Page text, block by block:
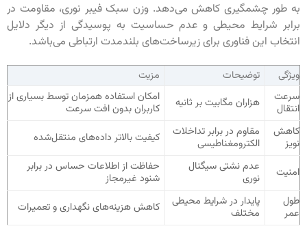
به طور چشمگیری کاهش می‌دهد. وزن سبک فیبر نوری، مقاومت در
برابر شرایط محیطی و عدم حساسیت به پوسیدگی از دیگر دلایل
انتخاب این فناوری برای زیرساخت‌های بلندمدت ارتباطی می‌باشد.
ویژگی توضیحات
مزیت
سرعت
انتقال هزاران مگابیت بر ثانیه امکان استفاده همزمان توسط بسیاری از
کاربران بدون افت سرعت
کاهش
نویز
مقاوم در برابر تداخلات
الکترومغناطیسی کیفیت بالاتر داده‌های منتقل‌شده
امنیت عدم نشتی سیگنال
نوری
حفاظت از اطلاعات حساس در برابر
شنود غیرمجاز
طول
عمر
پایدار در شرایط محیطی
مختلف کاهش هزینه‌های نگهداری و تعمیرات